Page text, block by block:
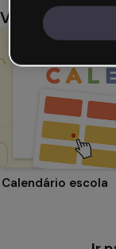
Você também
Calendário escola